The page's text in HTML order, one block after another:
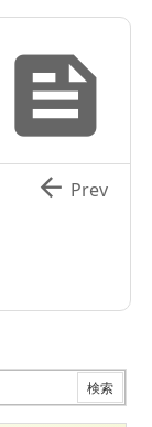

 Prev